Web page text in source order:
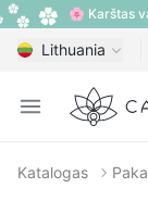
🌸 Karštas
Lithuania
Open menu
Calypso
Katalogas